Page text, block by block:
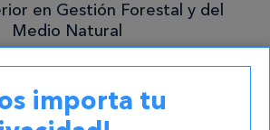
en Gestión Forestal y del
Medio Natural
Contacto
importa tu